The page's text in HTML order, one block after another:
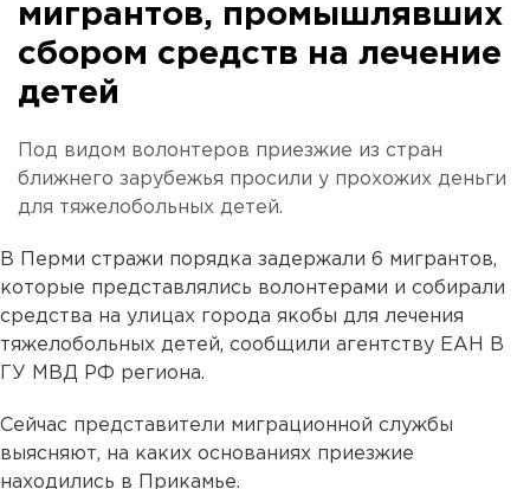
мигрантов, промышлявших
сбором средств на лечение
детей
Под видом волонтеров приезжие из стран
ближнего зарубежья просили у прохожих деньги
для тяжелобольных детей.
В Перми стражи порядка задержали 6 мигрантов,
которые представлялись волонтерами и собирали
средства на улицах города якобы для лечения
тяжелобольных детей, сообщили агентству ЕАН В
ГУ МВД РФ региона.
Сейчас представители миграционной службы
выясняют, на каких основаниях приезжие
находились в Прикамье.